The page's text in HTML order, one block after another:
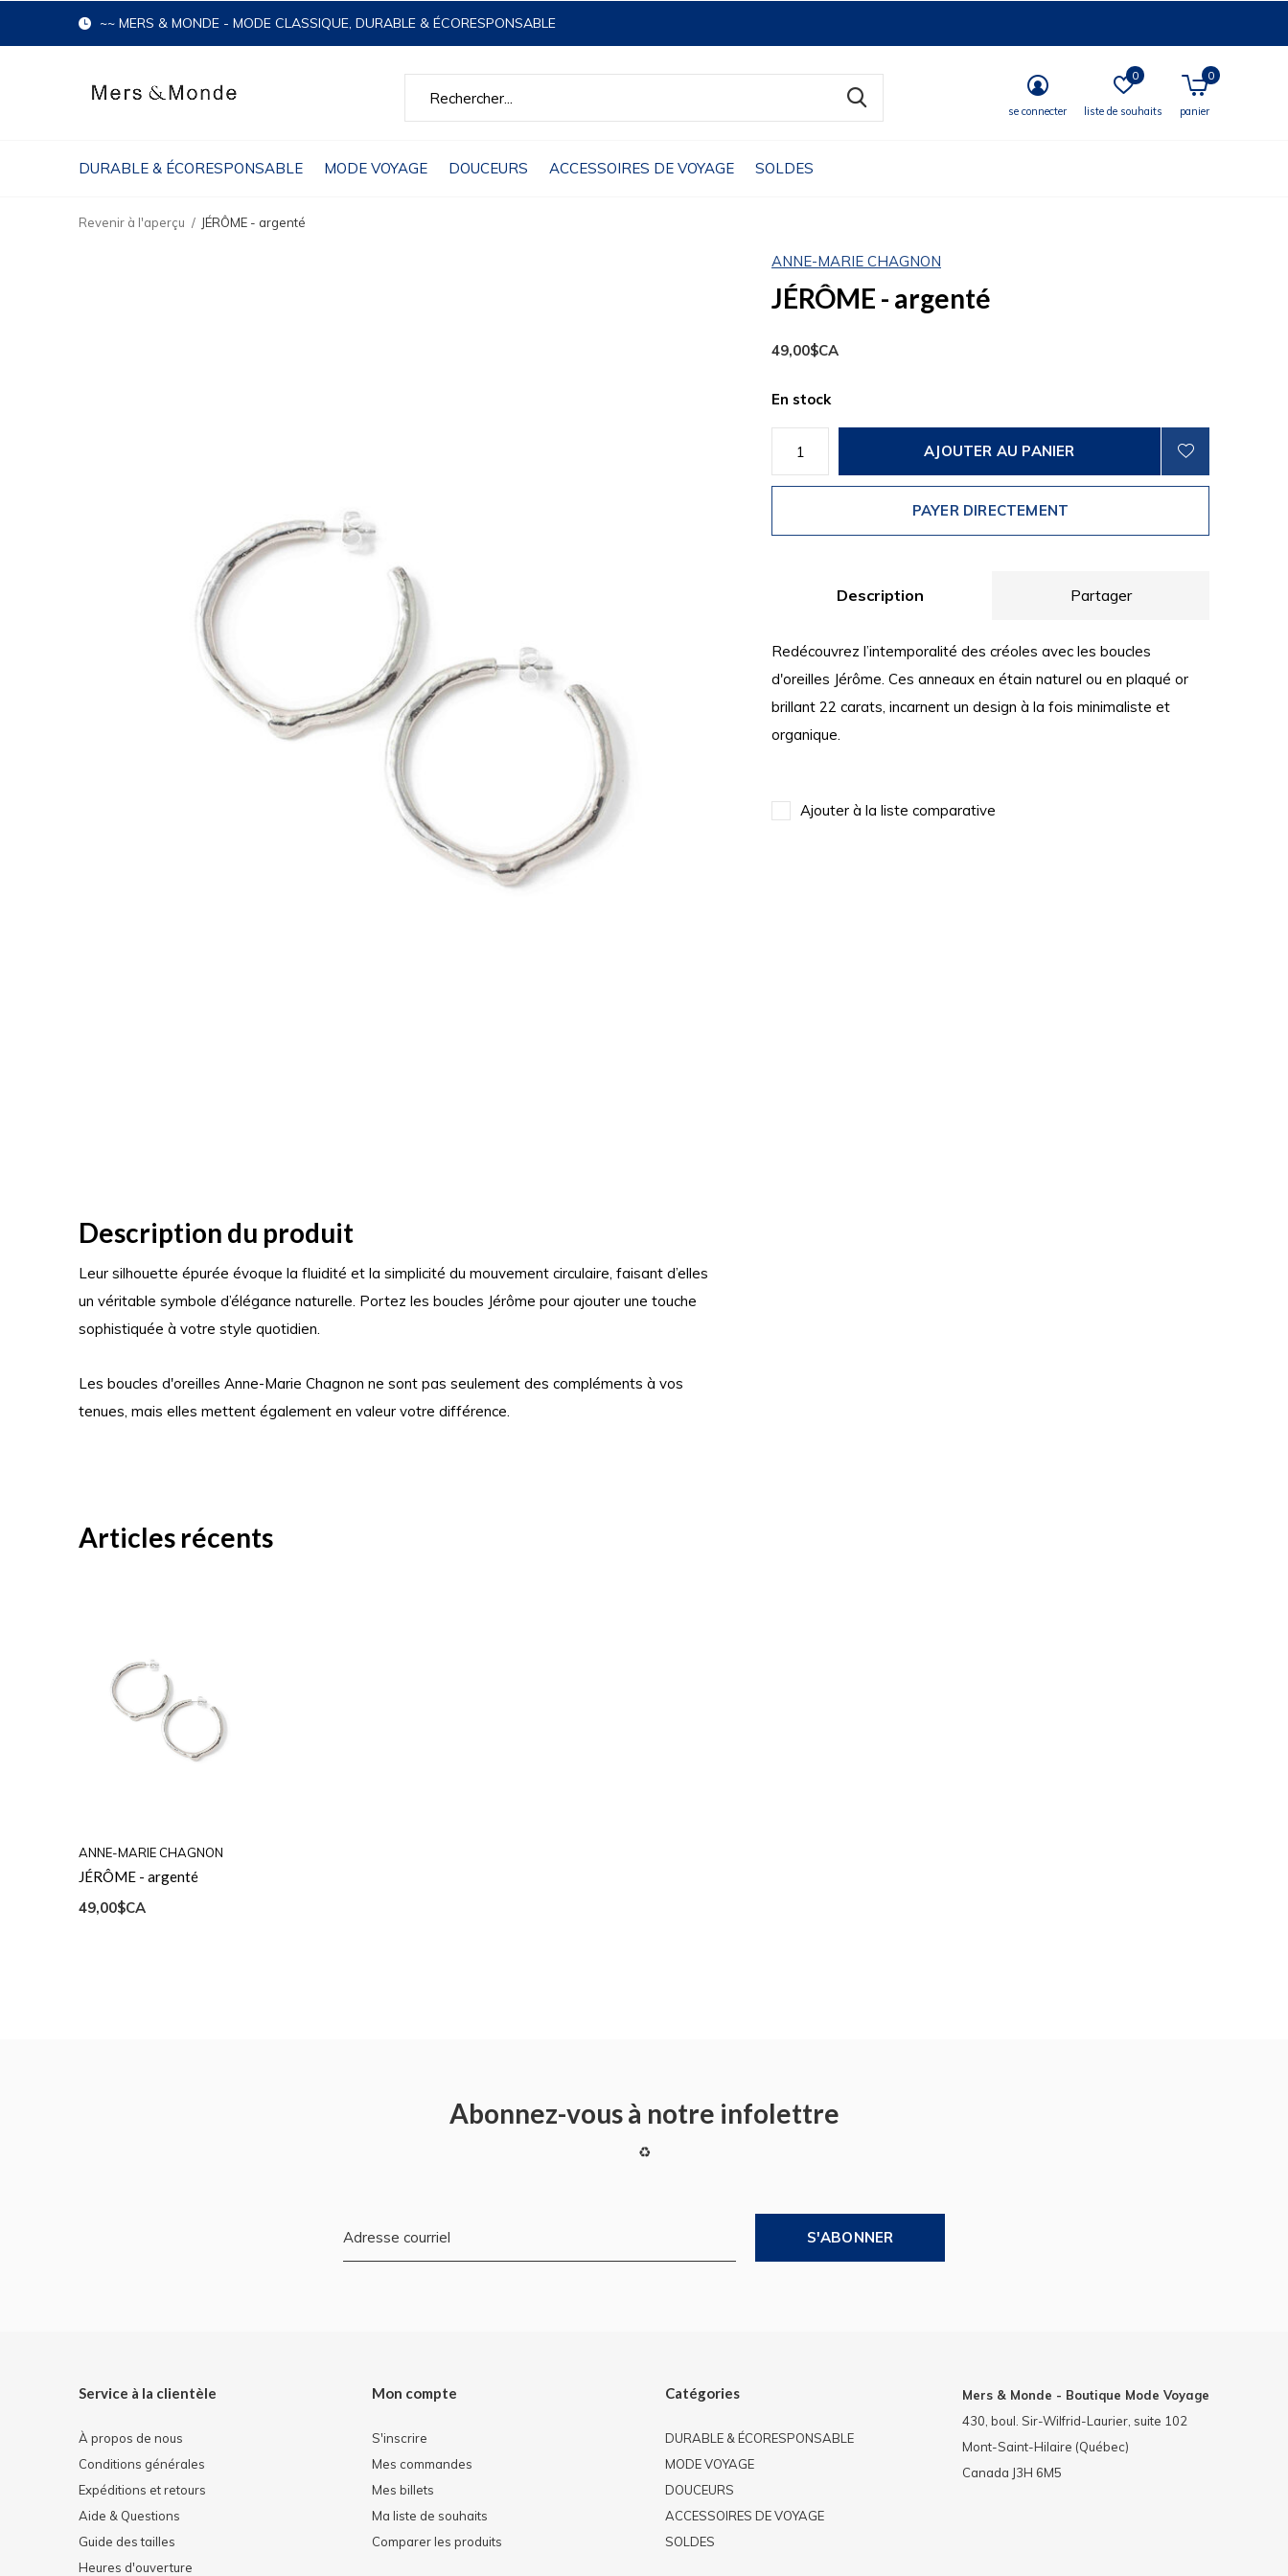
DURABLE & ÉCORESPONSABLE MODE VOYAGE DOUCEURS ACCESSOIRES DE VOYAGE SOLDES
se connecter liste de souhaits
0
panier
0
~~ MERS & MONDE - MODE CLASSIQUE, DURABLE & ÉCORESPONSABLE
Revenir à l'aperçu JÉRÔME - argenté
ANNE-MARIE CHAGNON
JÉRÔME - argenté
49,00$CA
En stock
AJOUTER AU PANIER
PAYER DIRECTEMENT
Description Partager
Redécouvrez l’intemporalité des créoles avec les boucles
d'oreilles Jérôme. Ces anneaux en étain naturel ou en plaqué or
brillant 22 carats, incarnent un design à la fois minimaliste et
organique.
Ajouter à la liste comparative
Description du produit
Leur silhouette épurée évoque la fluidité et la simplicité du mouvement circulaire, faisant d’elles
un véritable symbole d’élégance naturelle. Portez les boucles Jérôme pour ajouter une touche
sophistiquée à votre style quotidien.
Les boucles d'oreilles Anne-Marie Chagnon ne sont pas seulement des compléments à vos
tenues, mais elles mettent également en valeur votre différence.
Articles récents
ANNE-MARIE CHAGNON
JÉRÔME - argenté
49,00$CA
Abonnez-vous à notre infolettre
♻
S'ABONNER
Service à la clientèle
À propos de nous
Conditions générales
Expéditions et retours
Aide & Questions
Guide des tailles
Heures d'ouverture
Mon compte
S'inscrire
Mes commandes
Mes billets
Ma liste de souhaits
Comparer les produits
Catégories
DURABLE & ÉCORESPONSABLE
MODE VOYAGE
DOUCEURS
ACCESSOIRES DE VOYAGE
SOLDES
Mers & Monde - Boutique Mode Voyage
430, boul. Sir-Wilfrid-Laurier, suite 102
Mont-Saint-Hilaire (Québec)
Canada J3H 6M5